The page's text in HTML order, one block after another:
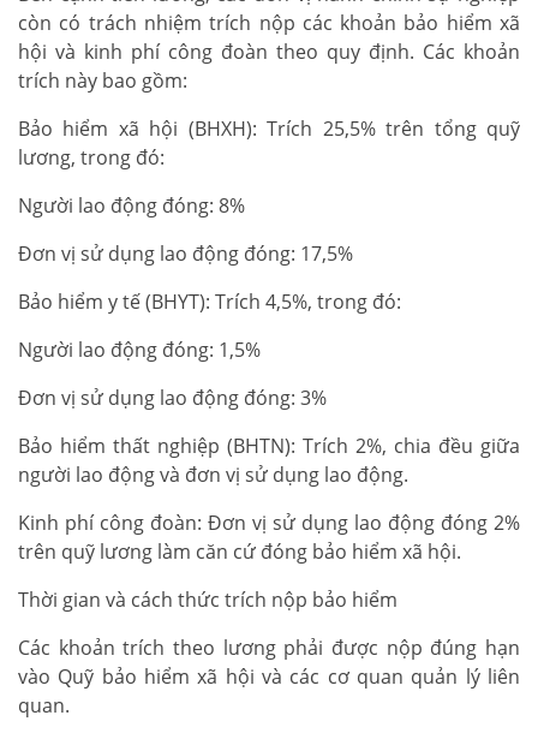
còn có trách nhiệm trích nộp các khoản bảo hiểm xã
hội và kinh phí công đoàn theo quy định. Các khoản
trích này bao gồm:
Bảo hiểm xã hội (BHXH): Trích 25,5% trên tổng quỹ
lương, trong đó:
Người lao động đóng: 8%
Đơn vị sử dụng lao động đóng: 17,5%
Bảo hiểm y tế (BHYT): Trích 4,5%, trong đó:
Người lao động đóng: 1,5%
Đơn vị sử dụng lao động đóng: 3%
Bảo hiểm thất nghiệp (BHTN): Trích 2%, chia đều giữa
người lao động và đơn vị sử dụng lao động.
Kinh phí công đoàn: Đơn vị sử dụng lao động đóng 2%
trên quỹ lương làm căn cứ đóng bảo hiểm xã hội.
Thời gian và cách thức trích nộp bảo hiểm
Các khoản trích theo lương phải được nộp đúng hạn
vào Quỹ bảo hiểm xã hội và các cơ quan quản lý liên
quan.